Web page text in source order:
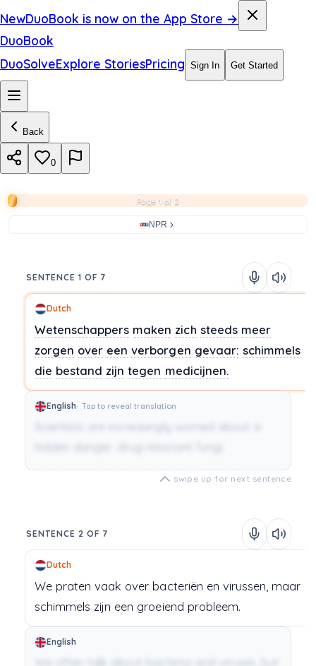
NewDuoBook is now on the App Store →
DuoBook
DuoSolveExplore StoriesPricing Sign In Get Started
Back
0
Page 1 of 2
NPR
SENTENCE 1 OF 7
Dutch
Wetenschappers maken zich steeds meer
zorgen over een verborgen gevaar: schimmels
die bestand zijn tegen medicijnen.
English Tap to reveal translation
hidden danger: drug-resistant fungi.
swipe up for next sentence
SENTENCE 2 OF 7
Dutch
We praten vaak over bacteriën en virussen, maar
schimmels zijn een groeiend probleem.
English